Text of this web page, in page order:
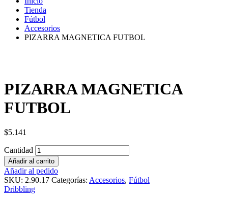
Tienda
Fútbol
Accesorios
PIZARRA MAGNETICA FUTBOL
PIZARRA MAGNETICA
FUTBOL
$5.141
Cantidad
Añadir al carrito
Añadir al pedido
SKU: 2.90.17 Categorías: Accesorios, Fútbol
Dribbling